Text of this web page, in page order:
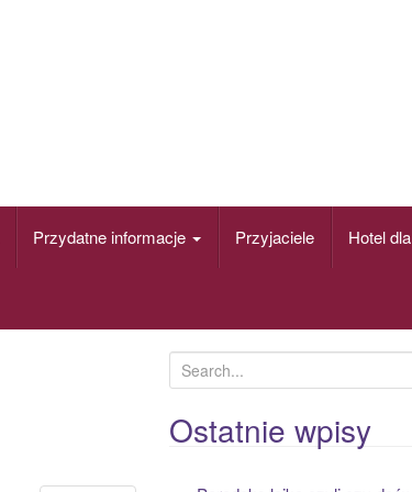
Przydatne informacje Przyjaciele Hotel
e
a
r
Ostatnie wpisy